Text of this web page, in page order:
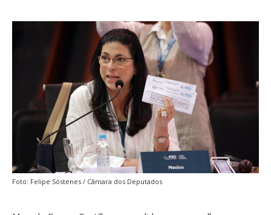
Foto: Felipe Sóstenes / Câmara dos Deputados